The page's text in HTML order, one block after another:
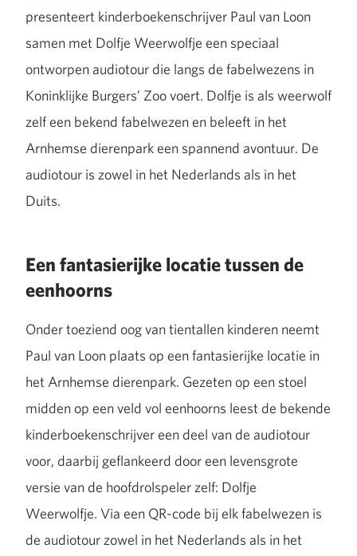
presenteert kinderboekenschrijver Paul van Loon
samen met Dolfje Weerwolfje een speciaal
ontworpen audiotour die langs de fabelwezens in
Koninklijke Burgers’ Zoo voert. Dolfje is als weerwolf
zelf een bekend fabelwezen en beleeft in het
Arnhemse dierenpark een spannend avontuur. De
audiotour is zowel in het Nederlands als in het
Duits.
Een fantasierijke locatie tussen de
eenhoorns
Onder toeziend oog van tientallen kinderen neemt
Paul van Loon plaats op een fantasierijke locatie in
het Arnhemse dierenpark. Gezeten op een stoel
midden op een veld vol eenhoorns leest de bekende
kinderboekenschrijver een deel van de audiotour
voor, daarbij geflankeerd door een levensgrote
versie van de hoofdrolspeler zelf: Dolfje
Weerwolfje. Via een QR-code bij elk fabelwezen is
de audiotour zowel in het Nederlands als in het